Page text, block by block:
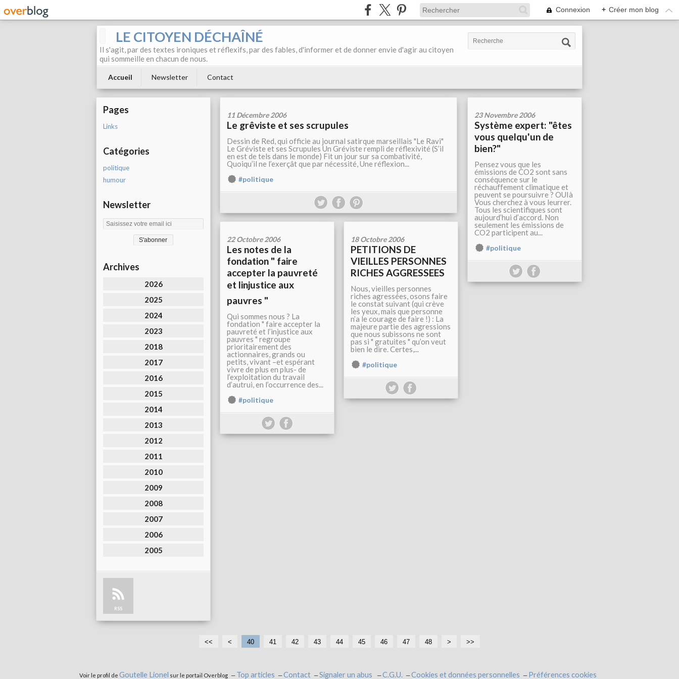
Connexion + Créer mon blog
LE CITOYEN DÉCHAÎNÉ
Il s'agit, par des textes ironiques et réflexifs, par des fables, d'informer et de donner envie d'agir au citoyen
qui sommeille en chacun de nous.
Accueil Newsletter Contact
Pages
Links
Catégories
politique
humour
Newsletter
Archives
2026
2025
2024
2023
2018
2017
2016
2015
2014
2013
2012
2011
2010
2009
2008
2007
2006
2005
RSS
11 Décembre 2006
Le grêviste et ses scrupules
Dessin de Red, qui officie au journal satirque marseillais "Le Ravi"
Le Gréviste et ses Scrupules Un Gréviste rempli de réflexivité (S’il
en est de tels dans le monde) Fit un jour sur sa combativité,
Quoiqu’il ne l’exerçât que par nécessité, Une réflexion...
#politique
23 Novembre 2006
Système expert: "êtes
vous quelqu'un de
bien?"
Pensez vous que les
émissions de CO2 sont sans
conséquence sur le
réchauffement climatique et
peuvent se poursuivre ? OUIà
Vous cherchez à vous leurrer.
Tous les scientifiques sont
aujourd’hui d’accord. Non
seulement les émissions de
CO2 participent au...
#politique
22 Octobre 2006
Les notes de la
fondation " faire
accepter la pauvreté
et linjustice aux
pauvres "
Qui sommes nous ? La
fondation " faire accepter la
pauvreté et l’injustice aux
pauvres " regroupe
prioritairement des
actionnaires, grands ou
petits, vivant –et espérant
vivre de plus en plus- de
l’exploitation du travail
d’autrui, en l’occurrence des...
#politique
18 Octobre 2006
PETITIONS DE
VIEILLES PERSONNES
RICHES AGGRESSEES
Nous, vieilles personnes
riches agressées, osons faire
le constat suivant (qui crève
les yeux, mais que personne
n’a le courage de faire !) : La
majeure partie des agressions
que nous subissons ne sont
pas si " gratuites " qu’on veut
bien le dire. Certes,...
#politique
<< <
1
2
3
40 41 42 43 44 45 46 47 48 > >>
Voir le profil de Goutelle Lionel sur le portail Overblog Top articles Contact Signaler un abus C.G.U. Cookies et données personnelles Préférences cookies